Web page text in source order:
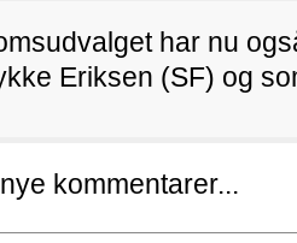
har nu
Eriksen (SF) og
kommentarer...